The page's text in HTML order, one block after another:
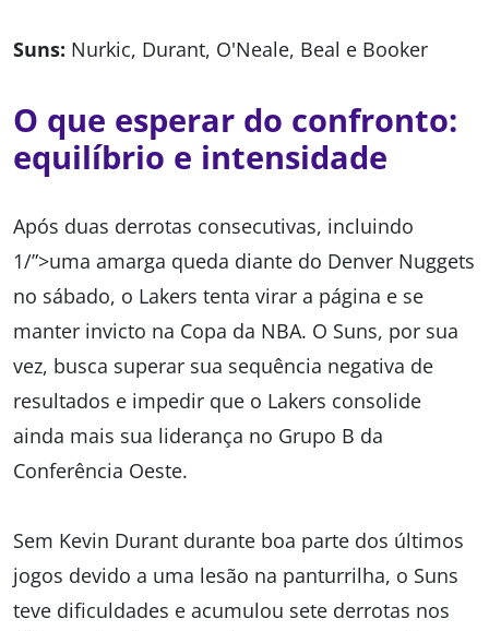
Suns: Nurkic, Durant, O'Neale, Beal e Booker
O que esperar do confronto:
equilíbrio e intensidade
Após duas derrotas consecutivas, incluindo
1/”>uma amarga queda diante do Denver Nuggets
no sábado, o Lakers tenta virar a página e se
manter invicto na Copa da NBA. O Suns, por sua
vez, busca superar sua sequência negativa de
resultados e impedir que o Lakers consolide
ainda mais sua liderança no Grupo B da
Conferência Oeste.
Sem Kevin Durant durante boa parte dos últimos
jogos devido a uma lesão na panturrilha, o Suns
teve dificuldades e acumulou sete derrotas nos